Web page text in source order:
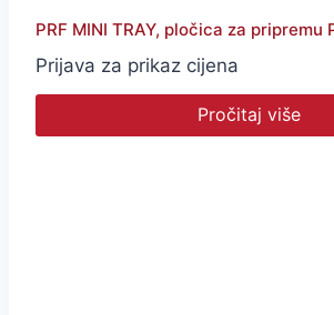
PRF MINI TRAY, pločica za pripremu
Prijava za prikaz cijena
Pročitaj više